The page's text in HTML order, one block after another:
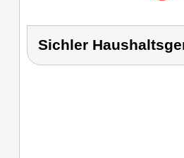
Sichler